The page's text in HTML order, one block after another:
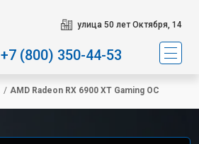
улица 50 лет Октября, 14
+7 (800) 350-44-53
/ AMD Radeon RX 6900 XT Gaming OC